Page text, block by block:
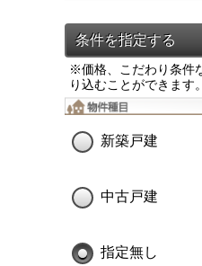
※価格、こだわり条件
り込むことができます。
新築戸建
中古戸建
指定無し